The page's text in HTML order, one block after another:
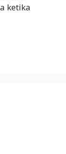
ketika